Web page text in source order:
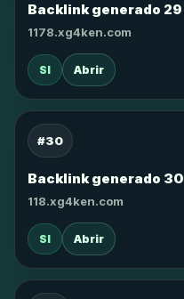
Backlink generado 29
1178.xg4ken.com
SI Abrir
#30
Backlink generado 30
118.xg4ken.com
SI Abrir